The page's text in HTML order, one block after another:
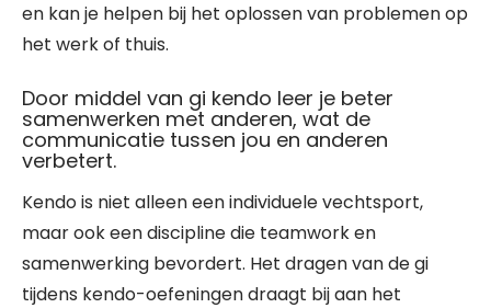
en kan je helpen bij het oplossen van problemen op
het werk of thuis.
Door middel van gi kendo leer je beter
samenwerken met anderen, wat de
communicatie tussen jou en anderen
verbetert.
Kendo is niet alleen een individuele vechtsport,
maar ook een discipline die teamwork en
samenwerking bevordert. Het dragen van de gi
tijdens kendo-oefeningen draagt bij aan het